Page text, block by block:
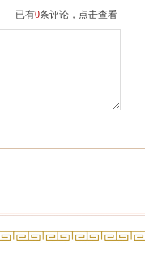
已有0条评论，点击查看